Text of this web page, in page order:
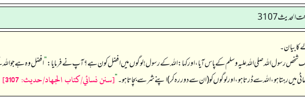
الحديث3107
کا بیان۔
رسول اللہ صلی اللہ علیہ وسلم کے پاس آیا، اور کہا: اللہ کے رسول! لوگوں میں افضل کون ہے؟ آپ نے فرمایا:”افضل وہ ہے جو
میں رہتا ہو، اللہ سے ڈرتا ہو، اور لوگوں کو (ان سے دور رہ کر) اپنے شر سے بچاتا ہو۔‏‏‏‏“[سنن نسائي/كتاب الجهاد/حدیث: 3107]